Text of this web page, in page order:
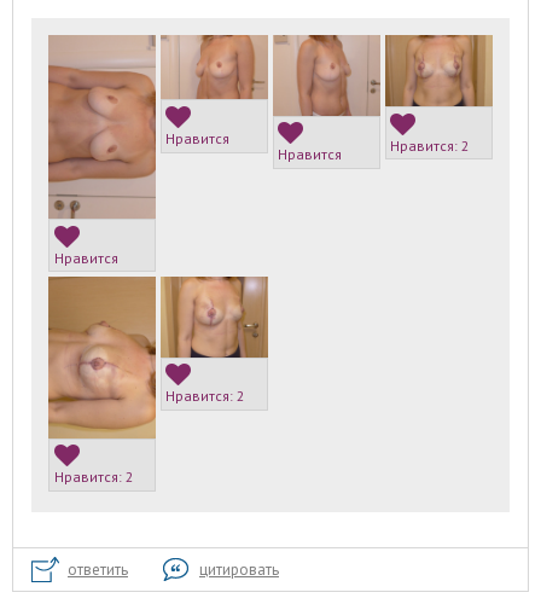
Нравится
Нравится
Нравится
Нравится: 2
Нравится: 2
Нравится:2
ответить цитировать